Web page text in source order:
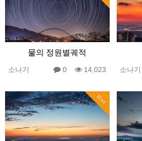
물의 정원별궤적
소나기 0 14,023 소나기
Hot